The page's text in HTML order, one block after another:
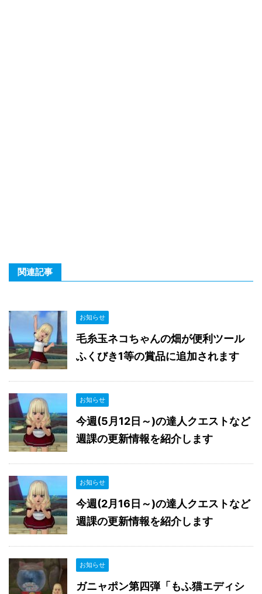
関連記事
お知らせ
毛糸玉ネコちゃんの畑が便利ツール
ふくびき1等の賞品に追加されます
お知らせ
今週(5月12日～)の達人クエストなど
週課の更新情報を紹介します
お知らせ
今週(2月16日～)の達人クエストなど
週課の更新情報を紹介します
お知らせ
ガニャポン第四弾「もふ猫エディシ